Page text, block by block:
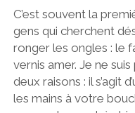
C’est souvent la
gens qui cherchent
ronger les ongles : le
vernis amer. Je ne
deux raisons : il s’agit
les mains à votre